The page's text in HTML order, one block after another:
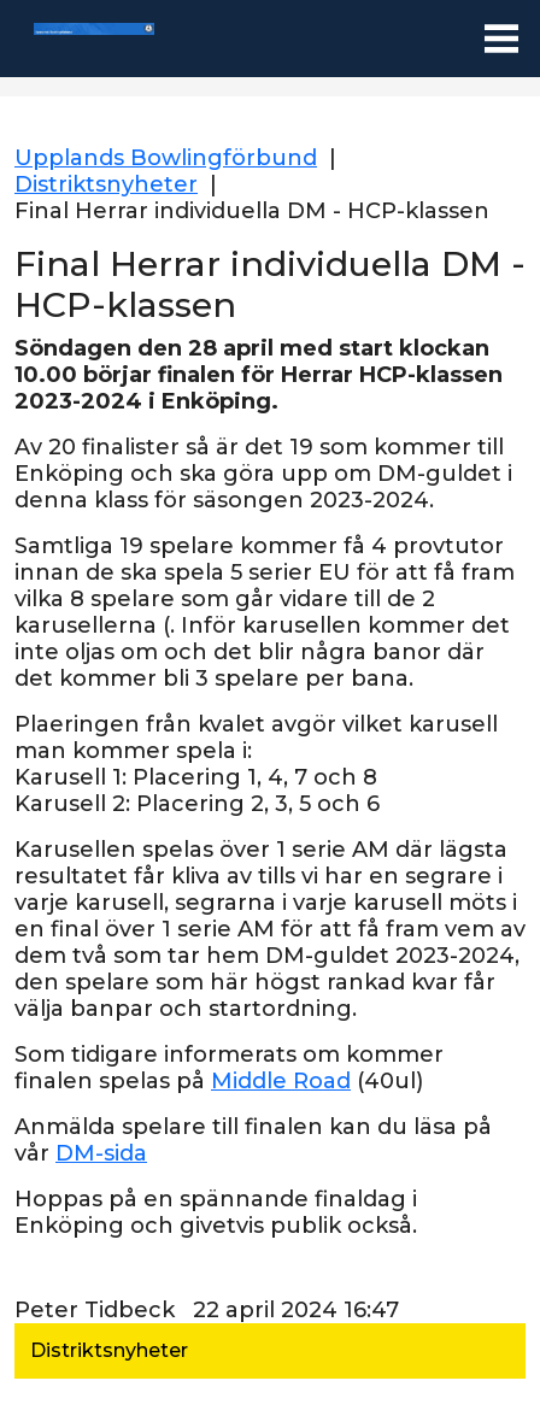
Distriktsnyheter
Upplands Bowlingförbund
Distriktsnyheter
Final Herrar individuella DM - HCP-klassen
Final Herrar individuella DM -
HCP-klassen
Söndagen den 28 april med start klockan
10.00 börjar finalen för Herrar HCP-klassen
2023-2024 i Enköping.
Av 20 finalister så är det 19 som kommer till
Enköping och ska göra upp om DM-guldet i
denna klass för säsongen 2023-2024.
Samtliga 19 spelare kommer få 4 provtutor
innan de ska spela 5 serier EU för att få fram
vilka 8 spelare som går vidare till de 2
karusellerna (. Inför karusellen kommer det
inte oljas om och det blir några banor där
det kommer bli 3 spelare per bana.
Plaeringen från kvalet avgör vilket karusell
man kommer spela i:
Karusell 1: Placering 1, 4, 7 och 8
Karusell 2: Placering 2, 3, 5 och 6
Karusellen spelas över 1 serie AM där lägsta
resultatet får kliva av tills vi har en segrare i
varje karusell, segrarna i varje karusell möts i
en final över 1 serie AM för att få fram vem av
dem två som tar hem DM-guldet 2023-2024,
den spelare som här högst rankad kvar får
välja banpar och startordning.
Som tidigare informerats om kommer
finalen spelas på Middle Road (40ul)
Anmälda spelare till finalen kan du läsa på
vår DM-sida
Hoppas på en spännande finaldag i
Enköping och givetvis publik också.
Peter Tidbeck 22 april 2024 16:47